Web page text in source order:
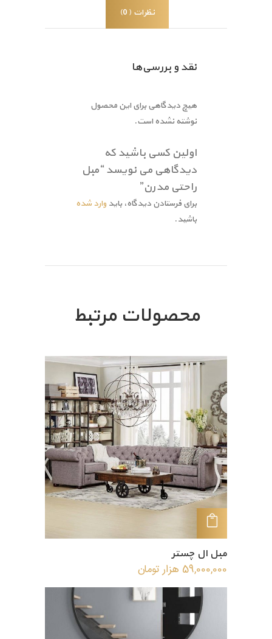
نظرات (0)
نقد و بررسی‌ها
هیچ دیدگاهی برای این محصول
نوشته نشده است.
اولین کسی باشید که
دیدگاهی می نویسد “مبل
راحتی مدرن”
برای فرستادن دیدگاه، باید وارد شده
باشید.
محصولات مرتبط
مبل ال چستر
59,000,000 هزار تومان